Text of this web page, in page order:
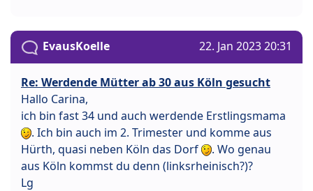
EvausKoelle 22. Jan 2023 20:31
Re: Werdende Mütter ab 30 aus Köln gesucht
Hallo Carina,
ich bin fast 34 und auch werdende Erstlingsmama
. Ich bin auch im 2. Trimester und komme aus
Hürth, quasi neben Köln das Dorf
. Wo genau
aus Köln kommst du denn (linksrheinisch?)?
Lg